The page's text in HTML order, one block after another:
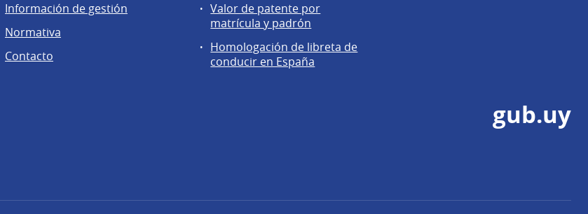
Información de gestión
Normativa
Contacto
Valor de patente por
matrícula y padrón
Homologación de libreta de
conducir en España
gub.uy